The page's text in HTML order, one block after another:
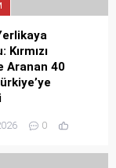
Kırmızı
Aranan 40
Ali Yerlikaya,
ve ulusal
0